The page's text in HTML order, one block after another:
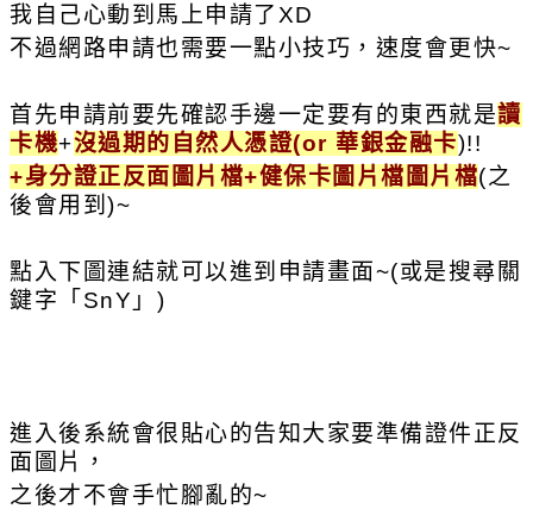
我自己心動到馬上申請了XD
不過網路申請也需要一點小技巧，速度會更快~
首先申請前要先確認手邊一定要有的東西就是讀
卡機+沒過期的自然人憑證(or 華銀金融卡)!!
+身分證正反面 圖片檔+健保卡圖片檔 圖片檔(之
後會用到)~
點入下圖連結就可以進到申請畫面~(或是搜尋關
鍵字「SnY」)
進入後系統會很貼心的告知大家要準備證件正反
面圖片，
之後才不會手忙腳亂的~